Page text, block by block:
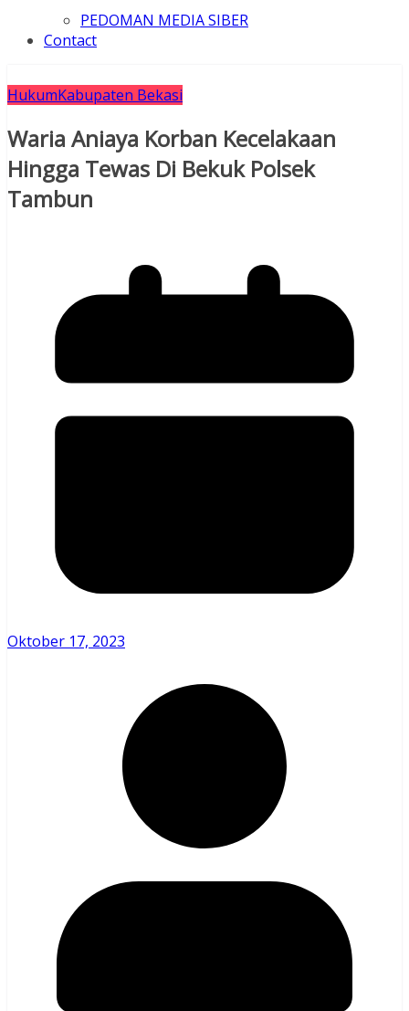
PEDOMAN MEDIA SIBER
Contact
HukumKabupaten Bekasi
Waria Aniaya Korban Kecelakaan
Hingga Tewas Di Bekuk Polsek
Tambun
Oktober 17, 2023